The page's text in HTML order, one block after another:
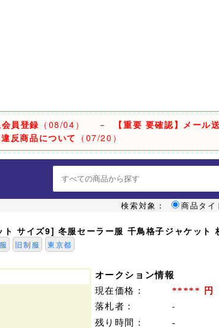
員登録 （08/04） － 【重要 要確認】メール
反商品について （07/20）
検索対象： 商品タイ
サイズ9] 冬服セーラー服 千鳥格子ジャケット
旧制服 東京都
オークション情報
現在価格：
***** 円
落札者：
-
残り時間：
-